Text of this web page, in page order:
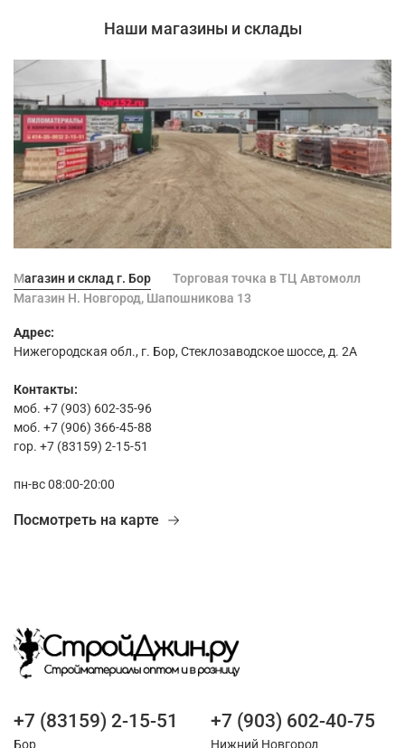
Наши магазины и склады
Магазин и склад г. Бор
Торговая точка в ТЦ Автомолл
Магазин Н. Новгород, Шапошникова 13
Адрес:
Нижегородская обл., г. Бор, Стеклозаводское шоссе, д. 2А
Контакты:
моб. +7 (903) 602-35-96
моб. +7 (906) 366-45-88
гор. +7 (83159) 2-15-51
пн-вс 08:00-20:00
Посмотреть на карте
+7 (83159) 2-15-51 +7 (903) 602-40-75